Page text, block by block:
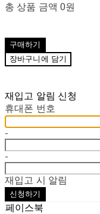
총 상품 금액 0원
구매하기
장바구니에 담기
재입고 알림 신청
휴대폰 번호
-
-
재입고 시 알림
신청하기
페이스북